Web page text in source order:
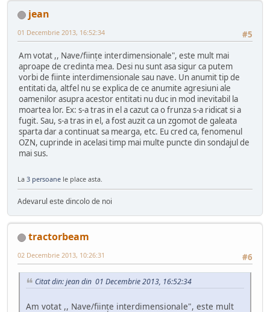
jean
#5
01 Decembrie 2013, 16:52:34
Am votat ,, Nave/fiinţe interdimensionale", este mult mai
aproape de credinta mea. Desi nu sunt asa sigur ca putem
vorbi de fiinte interdimensionale sau nave. Un anumit tip de
entitati da, altfel nu se explica de ce anumite agresiuni ale
oamenilor asupra acestor entitati nu duc in mod inevitabil la
moartea lor. Ex: s-a tras in el a cazut ca o frunza s-a ridicat si a
fugit. Sau, s-a tras in el, a fost auzit ca un zgomot de galeata
sparta dar a continuat sa mearga, etc. Eu cred ca, fenomenul
OZN, cuprinde in acelasi timp mai multe puncte din sondajul de
mai sus.
La 3 persoane le place asta.
Adevarul este dincolo de noi
tractorbeam
#6
02 Decembrie 2013, 10:26:31
Citat din: jean din 01 Decembrie 2013, 16:52:34
Am votat ,, Nave/fiinţe interdimensionale", este mult